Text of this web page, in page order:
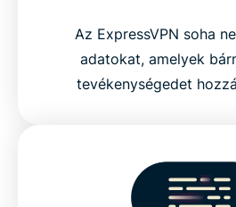
Az ExpressVPN soha
adatokat, amelyek
tevékenységedet